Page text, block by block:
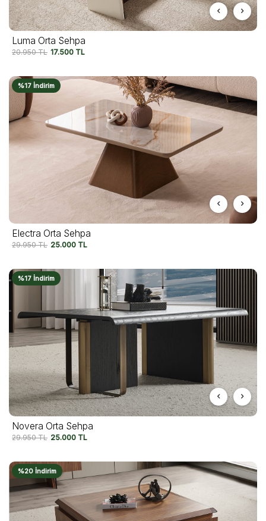
Luma Orta Sehpa
20.950TL 17.500 TL
%17 İndirim
Electra Orta Sehpa
29.950TL 25.000 TL
%17 İndirim
Novera Orta Sehpa
29.950TL 25.000 TL
%20 İndirim